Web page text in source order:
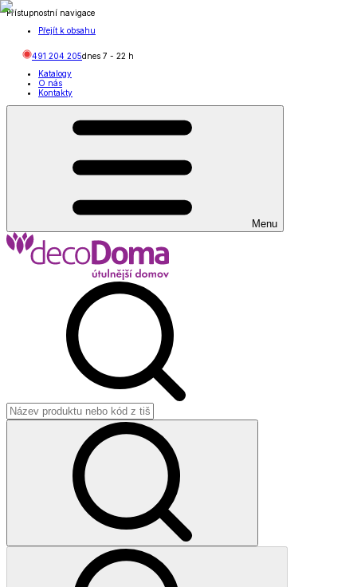
Přístupnostní navigace
Přejít k obsahu
491 204 205dnes 7 - 22 h
Katalogy
O nás
Kontakty
Menu